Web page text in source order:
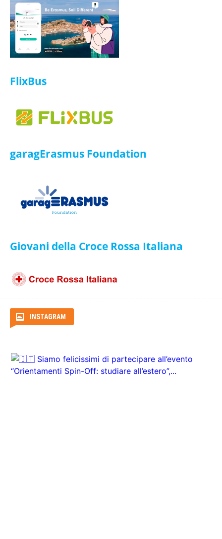
FlixBus
garagErasmus Foundation
Giovani della Croce Rossa Italiana
ISIC
ITA Airways